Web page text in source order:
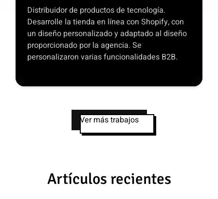
Distribuidor de productos de tecnología.
Desarrolle la tienda en línea con Shopify, con
un diseño personalizado y adaptado al diseño
proporcionado por la agencia. Se
personalizaron varias funcionalidades B2B.
Ver más trabajos
Artículos recientes